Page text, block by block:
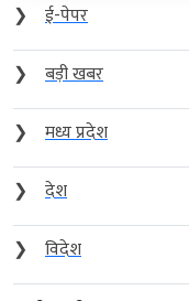
❯
ई-पेपर
❯
बड़ी खबर
❯
मध्य प्रदेश
❯
देश
❯
विदेश